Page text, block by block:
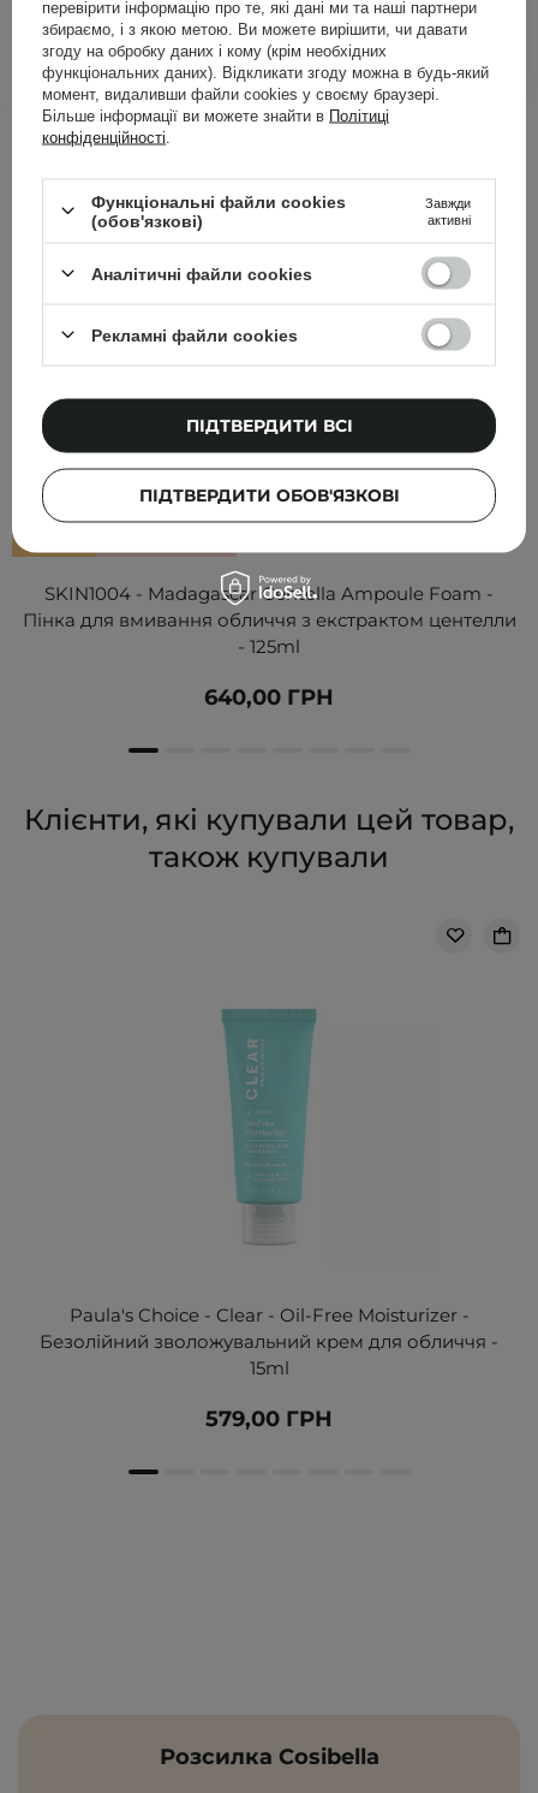
ДОДАТИ ДО КОШИКА
Інші клієнти також перевіряли
SKIN1004 - Madagascar Centella Ampoule Foam -
Пінка для вмивання обличчя з екстрактом центелли
- 125ml
640,00 ГРН
Клієнти, які купували цей товар,
також купували
Paula's Choice - Clear - Oil-Free Moisturizer -
Безолійний зволожувальний крем для обличчя -
15ml
579,00 ГРН
Розсилка Cosibella
перевірити інформацію про те, які дані ми та наші партнери
збираємо, і з якою метою. Ви можете вирішити, чи давати
згоду на обробку даних і кому (крім необхідних
функціональних даних). Відкликати згоду можна в будь-який
момент, видаливши файли cookies у своєму браузері.
Більше інформації ви можете знайти в Політиці
конфіденційності
Функціональні файли cookies
(обов'язкові)
Завжди
активні
Аналітичні файли cookies
Рекламні файли cookies
ПІДТВЕРДИТИ ОБОВ'ЯЗКОВІ
ПІДТВЕРДИТИ ВСІ